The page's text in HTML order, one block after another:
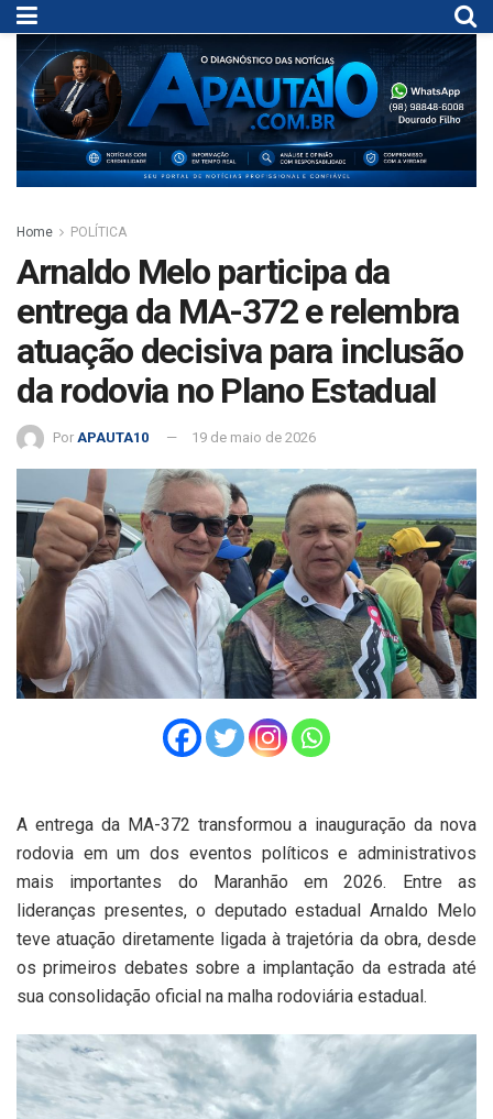
Home POLÍTICA
Arnaldo Melo participa da
entrega da MA-372 e relembra
atuação decisiva para inclusão
da rodovia no Plano Estadual
Por APAUTA10 19 de maio de 2026
A entrega da MA-372 transformou a inauguração da nova
rodovia em um dos eventos políticos e administrativos
mais importantes do Maranhão em 2026. Entre as
lideranças presentes, o deputado estadual Arnaldo Melo
teve atuação diretamente ligada à trajetória da obra, desde
os primeiros debates sobre a implantação da estrada até
sua consolidação oficial na malha rodoviária estadual.